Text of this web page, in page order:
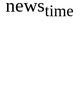
newstime